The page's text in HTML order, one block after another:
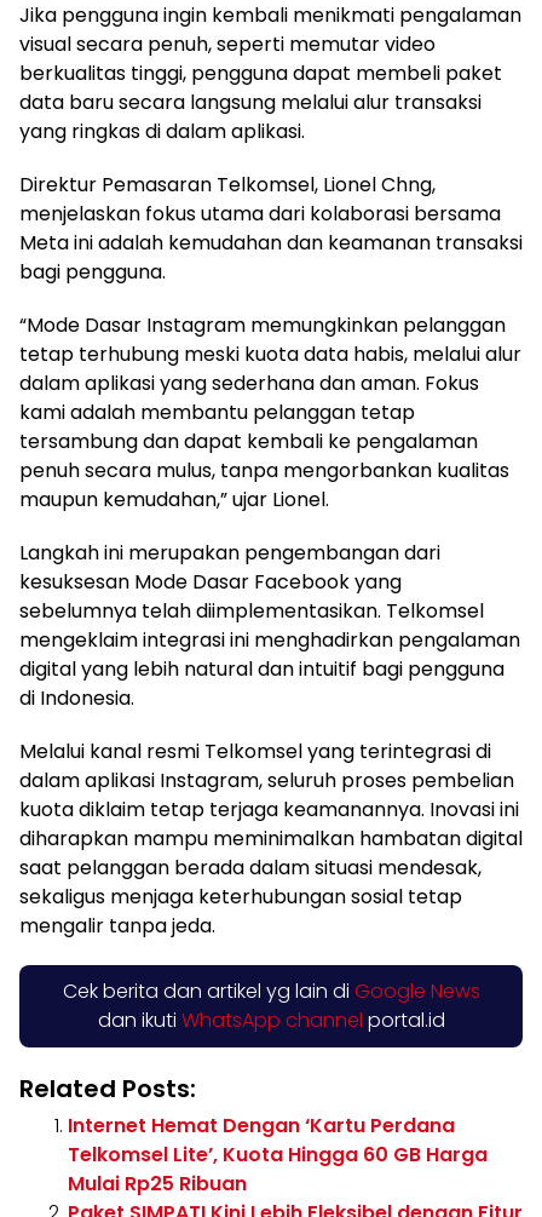
Jika pengguna ingin kembali menikmati pengalaman
visual secara penuh, seperti memutar video
berkualitas tinggi, pengguna dapat membeli paket
data baru secara langsung melalui alur transaksi
yang ringkas di dalam aplikasi.
Direktur Pemasaran Telkomsel, Lionel Chng,
menjelaskan fokus utama dari kolaborasi bersama
Meta ini adalah kemudahan dan keamanan transaksi
bagi pengguna.
“Mode Dasar Instagram memungkinkan pelanggan
tetap terhubung meski kuota data habis, melalui alur
dalam aplikasi yang sederhana dan aman. Fokus
kami adalah membantu pelanggan tetap
tersambung dan dapat kembali ke pengalaman
penuh secara mulus, tanpa mengorbankan kualitas
maupun kemudahan,” ujar Lionel.
Langkah ini merupakan pengembangan dari
kesuksesan Mode Dasar Facebook yang
sebelumnya telah diimplementasikan. Telkomsel
mengeklaim integrasi ini menghadirkan pengalaman
digital yang lebih natural dan intuitif bagi pengguna
di Indonesia.
Melalui kanal resmi Telkomsel yang terintegrasi di
dalam aplikasi Instagram, seluruh proses pembelian
kuota diklaim tetap terjaga keamanannya. Inovasi ini
diharapkan mampu meminimalkan hambatan digital
saat pelanggan berada dalam situasi mendesak,
sekaligus menjaga keterhubungan sosial tetap
mengalir tanpa jeda.
Cek berita dan artikel yg lain di Google News
dan ikuti WhatsApp channel portal.id
Related Posts:
Internet Hemat Dengan ‘Kartu Perdana
Telkomsel Lite’, Kuota Hingga 60 GB Harga
Mulai Rp25 Ribuan